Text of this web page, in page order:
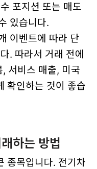
포지션 또는 매도
있습니다.
이벤트에 따라 단
. 따라서 거래 전에
서비스 매출, 미국
확인하는 것이 좋습
하는 방법
종목입니다. 전기차